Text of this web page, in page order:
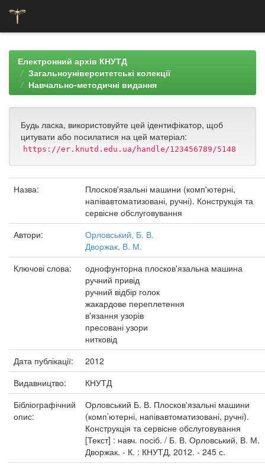
navigationЕлектронний архів КНУТД
Загальноуніверситетські колекції
Навчально-методичні видання
Будь ласка, використовуйте цей ідентифікатор, щоб
цитувати або посилатися на цей матеріал:
https://er.knutd.edu.ua/handle/123456789/5148
Назва:
Плосков'язальні машини (комп'ютерні,
напівавтоматизовані, ручні). Конструкція та
сервісне обслуговування
Автори:
Орловський, Б. В.
Дворжак, В. М.
Ключові слова:
однофунторна плосков'язальна машина
ручний привід
ручний відбір голок
жакардове переплетення
в'язання узорів
пресовані узори
нитковід
Дата публікації:
2012
Видавництво:
КНУТД
Бібліографічний
опис:
Орловський Б. В. Плосков'язальні машини
(комп’ютерні, напівавтоматизовані, ручні).
Конструкція та сервісне обслуговування
[Текст] : навч. посіб. / Б. В. Орловський, В. М.
Дворжак. - К. : КНУТД, 2012. - 245 с.